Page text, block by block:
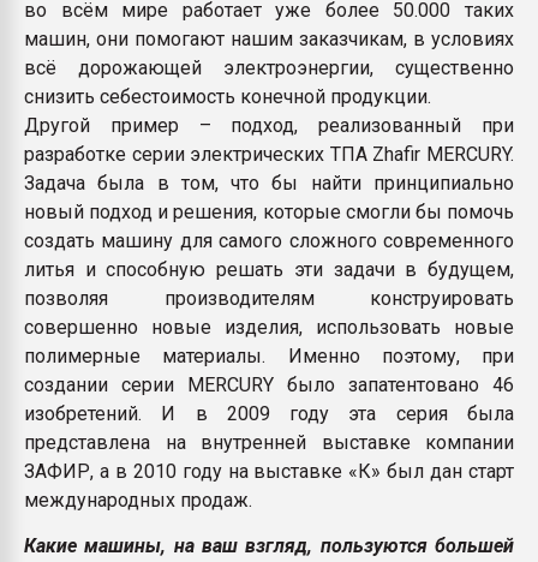
во всём мире работает уже более 50.000 таких
машин, они помогают нашим заказчикам, в условиях
всё дорожающей электроэнергии, существенно
снизить себестоимость конечной продукции.
Другой пример – подход, реализованный при
разработке серии электрических ТПА Zhafir MERCURY.
Задача была в том, что бы найти принципиально
новый подход и решения, которые смогли бы помочь
создать машину для самого сложного современного
литья и способную решать эти задачи в будущем,
позволяя производителям конструировать
совершенно новые изделия, использовать новые
полимерные материалы. Именно поэтому, при
создании серии MERCURY было запатентовано 46
изобретений. И в 2009 году эта серия была
представлена на внутренней выставке компании
ЗАФИР, а в 2010 году на выставке «К» был дан старт
международных продаж.
Какие машины, на ваш взгляд, пользуются большей